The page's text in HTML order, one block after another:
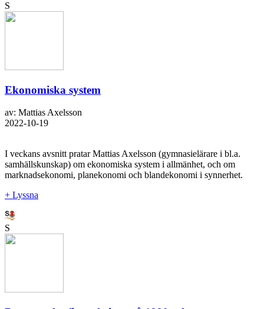
S
Ekonomiska system
av: Mattias Axelsson
2022-10-19
I veckans avsnitt pratar Mattias Axelsson (gymnasielärare i bl.a.
samhällskunskap) om ekonomiska system i allmänhet, och om
marknadsekonomi, planekonomi och blandekonomi i synnerhet.
+ Lyssna
S